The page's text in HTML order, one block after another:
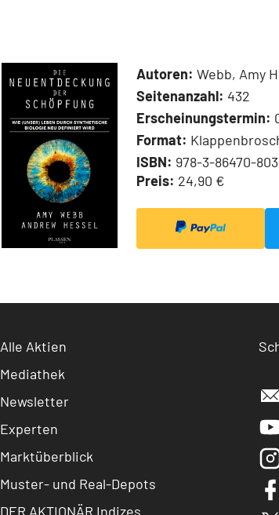
Autoren: Webb, Amy
Seitenanzahl: 432
Erscheinungstermin:
Format:
ISBN: 978-3-86470-
Preis: 24,90 €
Alle Aktien
Mediathek
Newsletter
Experten
Marktüberblick
Muster- und Real-Depots
DER AKTIONÄR Indizes